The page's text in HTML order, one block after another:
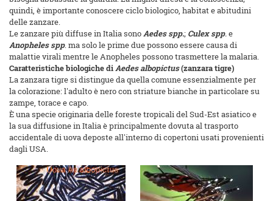
quindi, è importante conoscere ciclo biologico, habitat e abitudini
delle zanzare.
Le zanzare più diffuse in Italia sonoAedes spp.; Culex spp.e
Anopheles spp. ma solo le prime due possono essere causa di
malattie virali mentre le Anopheles possono trasmettere la malaria.
Caratteristiche biologiche diAedes albopictus(zanzara tigre)
La zanzara tigre si distingue da quella comune essenzialmente per
la colorazione: l'adulto è nero con striature bianche in particolare su
zampe, torace e capo.
È una specie originaria delle foreste tropicali del Sud-Est asiatico e
la sua diffusione in Italia è principalmente dovuta al trasporto
accidentale di uova deposte all'interno di copertoni usati provenienti
dagli USA.